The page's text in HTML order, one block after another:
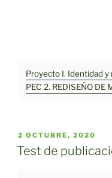
Proyecto I. Identidad y
PEC 2. REDISEÑO DE
PUBLICADO
EL
2 OCTUBRE, 2020
Test de